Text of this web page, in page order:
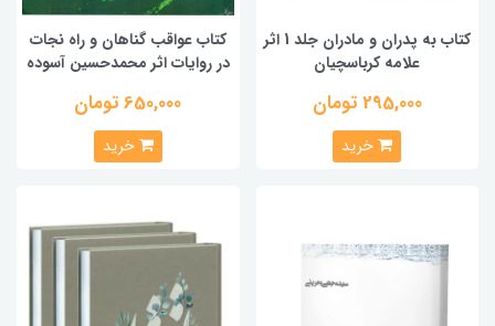
کتاب به پدران و مادران جلد 1 اثر
علامه کرباسچیان
295,000 تومان
خرید
کتاب عواقب گناهان و راه نجات
در روایات اثر محمدحسین آسوده
650,000 تومان
خرید